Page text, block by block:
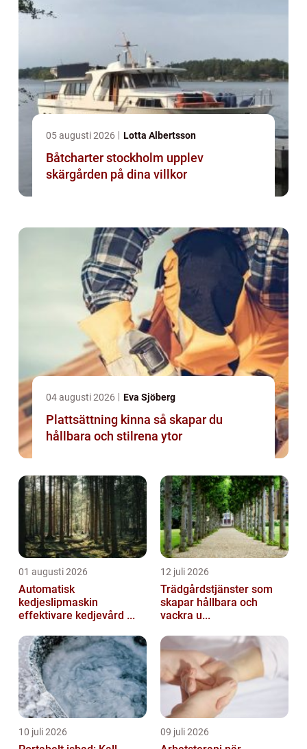
05 augusti 2026 Lotta Albertsson
Båtcharter stockholm upplev
skärgården på dina villkor
04 augusti 2026 Eva Sjöberg
Plattsättning kinna så skapar du
hållbara och stilrena ytor
01 augusti 2026
Automatisk
kedjeslipmaskin
effektivare kedjevård ...
12 juli 2026
Trädgårdstjänster som
skapar hållbara och
vackra u...
10 juli 2026 09 juli 2026